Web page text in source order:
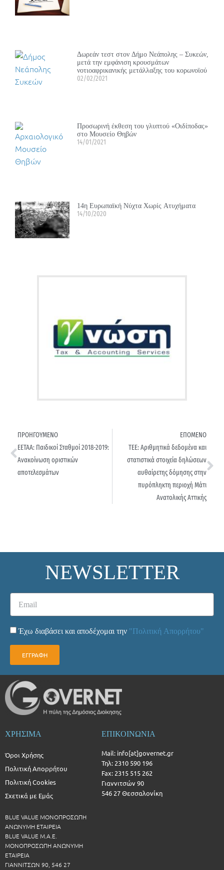
Δωρεάν τεστ στον Δήμο Νεάπολης – Συκεών,
μετά την εμφάνιση κρουσμάτων
νοτιοαφρικανικής μετάλλαξης του κορωνοϊού
02/02/2021
Προσωρινή έκθεση του γλυπτού «Οιδίποδας»
στο Μουσείο Θηβών
14/01/2021
14η Ευρωπαϊκή Νύχτα Χωρίς Ατυχήματα
14/10/2020
ΠΡΟΗΓΟΥΜΕΝΟ
ΕΕΤΑΑ: Παιδικοί Σταθμοί 2018-2019:
Ανακοίνωση οριστικών
αποτελεσμάτων
ΕΠΟΜΕΝΟ
ΤΕΕ: Αριθμητικά δεδομένα και
στατιστικά στοιχεία δηλώσεων
αυθαίρετης δόμησης στην
πυρόπληκτη περιοχή Μάτι
Ανατολικής Αττικής
NEWSLETTER
Έχω διαβάσει και αποδέχομαι την "Πολιτική Απορρήτου"
ΕΓΓΡΑΦΗ
ΧΡΗΣΙΜΑ
Όροι Χρήσης
Πολιτική Απορρήτου
Πολιτική Cookies
Σχετικά με Εμάς
BLUE VALUE ΜΟΝΟΠΡΟΣΩΠΗ
ΑΝΩΝΥΜΗ ΕΤΑΙΡΕΙΑ
BLUE VALUE Μ.Α.Ε.
ΜΟΝΟΠΡΟΣΩΠΗ ΑΝΩΝΥΜΗ
ΕΤΑΙΡΕΙΑ
ΓΙΑΝΝΙΤΣΩΝ 90, 546 27
ΕΠΙΚΟΙΝΩΝΙΑ
Mail: info[at]governet.gr
Τηλ: 2310 590 196
Fax: 2315 515 262
Γιαννιτσών 90
546 27 Θεσσαλονίκη